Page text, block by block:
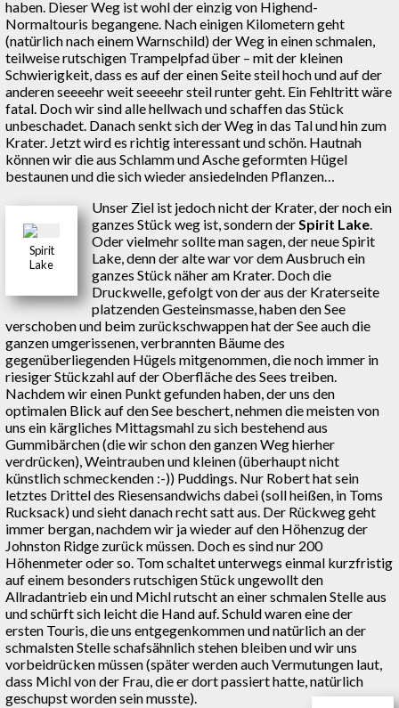
haben. Dieser Weg ist wohl der einzig von Highend-
Normaltouris begangene. Nach einigen Kilometern geht
(natürlich nach einem Warnschild) der Weg in einen schmalen,
teilweise rutschigen Trampelpfad über – mit der kleinen
Schwierigkeit, dass es auf der einen Seite steil hoch und auf der
anderen seeeehr weit seeeehr steil runter geht. Ein Fehltritt wäre
fatal. Doch wir sind alle hellwach und schaffen das Stück
unbeschadet. Danach senkt sich der Weg in das Tal und hin zum
Krater. Jetzt wird es richtig interessant und schön. Hautnah
können wir die aus Schlamm und Asche geformten Hügel
bestaunen und die sich wieder ansiedelnden Pflanzen…
Spirit
Lake
Unser Ziel ist jedoch nicht der Krater, der noch ein
ganzes Stück weg ist, sondern derSpirit Lake.
Oder vielmehr sollte man sagen, der neue Spirit
Lake, denn der alte war vor dem Ausbruch ein
ganzes Stück näher am Krater. Doch die
Druckwelle, gefolgt von der aus der Kraterseite
platzenden Gesteinsmasse, haben den See
verschoben und beim zurückschwappen hat der See auch die
ganzen umgerissenen, verbrannten Bäume des
gegenüberliegenden Hügels mitgenommen, die noch immer in
riesiger Stückzahl auf der Oberfläche des Sees treiben.
Nachdem wir einen Punkt gefunden haben, der uns den
optimalen Blick auf den See beschert, nehmen die meisten von
uns ein kärgliches Mittagsmahl zu sich bestehend aus
Gummibärchen (die wir schon den ganzen Weg hierher
verdrücken), Weintrauben und kleinen (überhaupt nicht
künstlich schmeckenden :-)) Puddings. Nur Robert hat sein
letztes Drittel des Riesensandwichs dabei (soll heißen, in Toms
Rucksack) und sieht danach recht satt aus. Der Rückweg geht
immer bergan, nachdem wir ja wieder auf den Höhenzug der
Johnston Ridge zurück müssen. Doch es sind nur 200
Höhenmeter oder so. Tom schaltet unterwegs einmal kurzfristig
auf einem besonders rutschigen Stück ungewollt den
Allradantrieb ein und Michl rutscht an einer schmalen Stelle aus
und schürft sich leicht die Hand auf. Schuld waren eine der
ersten Touris, die uns entgegenkommen und natürlich an der
schmalsten Stelle schafsähnlich stehen bleiben und wir uns
vorbeidrücken müssen (später werden auch Vermutungen laut,
dass Michl von der Frau, die er dort passiert hatte, natürlich
geschupst worden sein musste).